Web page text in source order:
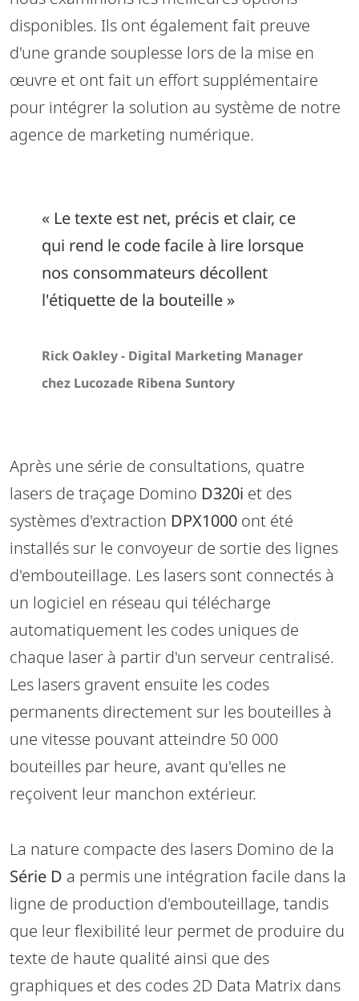
disponibles. Ils ont également fait preuve
d'une grande souplesse lors de la mise en
œuvre et ont fait un effort supplémentaire
pour intégrer la solution au système de notre
agence de marketing numérique.
« Le texte est net, précis et clair, ce
qui rend le code facile à lire lorsque
nos consommateurs décollent
l'étiquette de la bouteille »
Rick Oakley - Digital Marketing Manager
chez Lucozade Ribena Suntory
Après une série de consultations, quatre
lasers de traçage Domino D320i et des
systèmes d'extraction DPX1000 ont été
installés sur le convoyeur de sortie des lignes
d'embouteillage. Les lasers sont connectés à
un logiciel en réseau qui télécharge
automatiquement les codes uniques de
chaque laser à partir d'un serveur centralisé.
Les lasers gravent ensuite les codes
permanents directement sur les bouteilles à
une vitesse pouvant atteindre 50 000
bouteilles par heure, avant qu'elles ne
reçoivent leur manchon extérieur.
La nature compacte des lasers Domino de la
Série D a permis une intégration facile dans la
ligne de production d'embouteillage, tandis
que leur flexibilité leur permet de produire du
texte de haute qualité ainsi que des
graphiques et des codes 2D Data Matrix dans